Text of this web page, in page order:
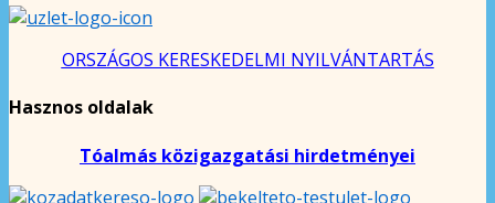
ORSZÁGOS KERESKEDELMI NYILVÁNTARTÁS
Hasznos oldalak
Tóalmás közigazgatási hirdetményei